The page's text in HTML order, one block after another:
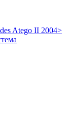
Atego II 2004>